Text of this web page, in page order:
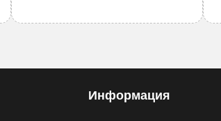
Информация